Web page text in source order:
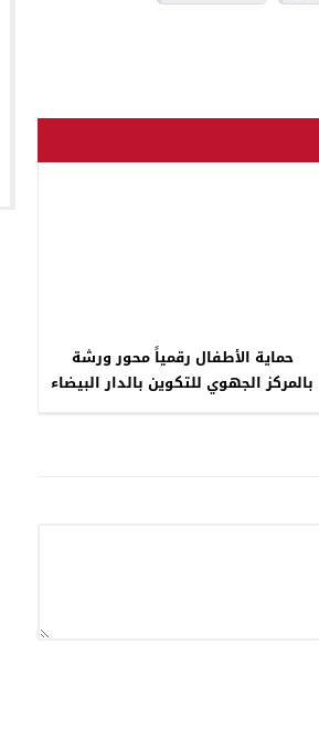
حماية الأطفال رقمياً محور ورشة
بالمركز الجهوي للتكوين بالدار البيضاء